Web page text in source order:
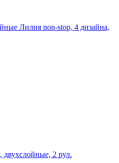
Лилия non-stop, 4 дизайна,
2 рул.